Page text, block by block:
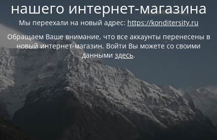
нашего интернет-магазина
Мы переехали на новый адрес: https://konditersity.ru
Обращаем Ваше внимание, что все аккаунты перенесены в
новый интернет-магазин. Войти Вы можете со своими
данными здесь.